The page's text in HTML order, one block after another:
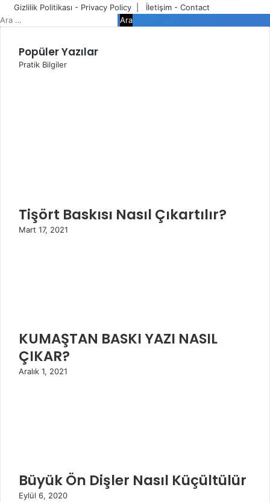
Gizlilik Politikası - Privacy Policy
İletişim - Contact
Facebook
Twitter
WhatsApp
Telegram
Viber
Kapalı
Arama:
Popüler Yazılar
Pratik Bilgiler
Tişört Baskısı Nasıl Çıkartılır?
Mart 17, 2021
KUMAŞTAN BASKI YAZI NASIL
ÇIKAR?
Aralık 1, 2021
Büyük Ön Dişler Nasıl Küçültülür
Eylül 6, 2020